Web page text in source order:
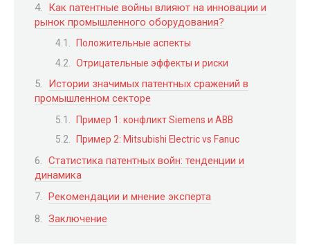
Как патентные войны влияют на инновации и
рынок промышленного оборудования?
Положительные аспекты
Отрицательные эффекты и риски
Истории значимых патентных сражений в
промышленном секторе
Пример 1: конфликт Siemens и ABB
Пример 2: Mitsubishi Electric vs Fanuc
Статистика патентных войн: тенденции и
динамика
Рекомендации и мнение эксперта
Заключение